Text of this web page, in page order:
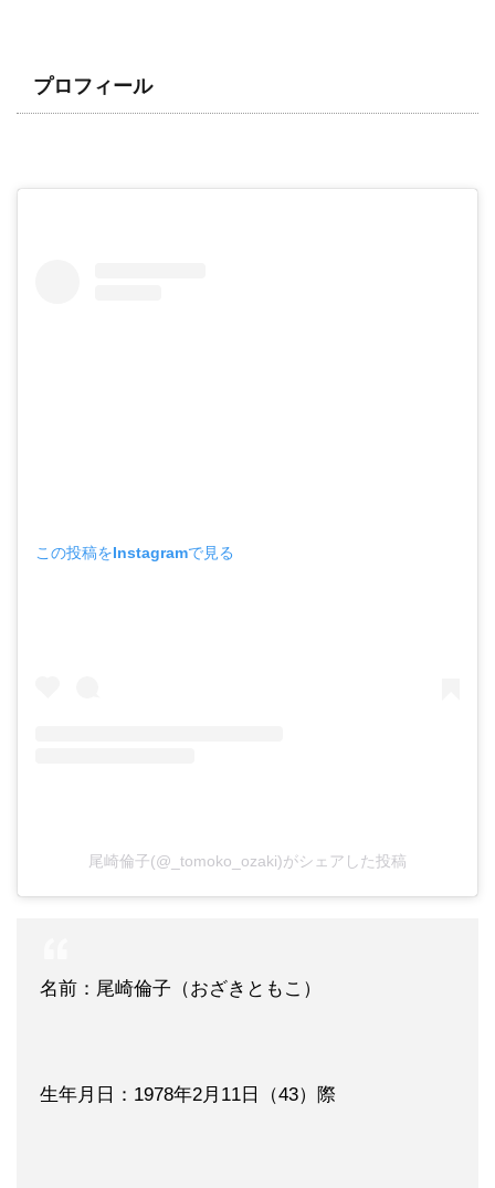
プロフィール
この投稿をInstagramで見る
尾崎倫子(@_tomoko_ozaki)がシェアした投稿
名前：尾崎倫子（おざきともこ）
生年月日：1978年2月11日（43）際